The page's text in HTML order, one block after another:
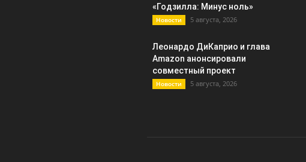
«Годзилла: Минус ноль»
Новости 5 августа, 2026
Леонардо ДиКаприо и глава
Amazon анонсировали
совместный проект
Новости 5 августа, 2026